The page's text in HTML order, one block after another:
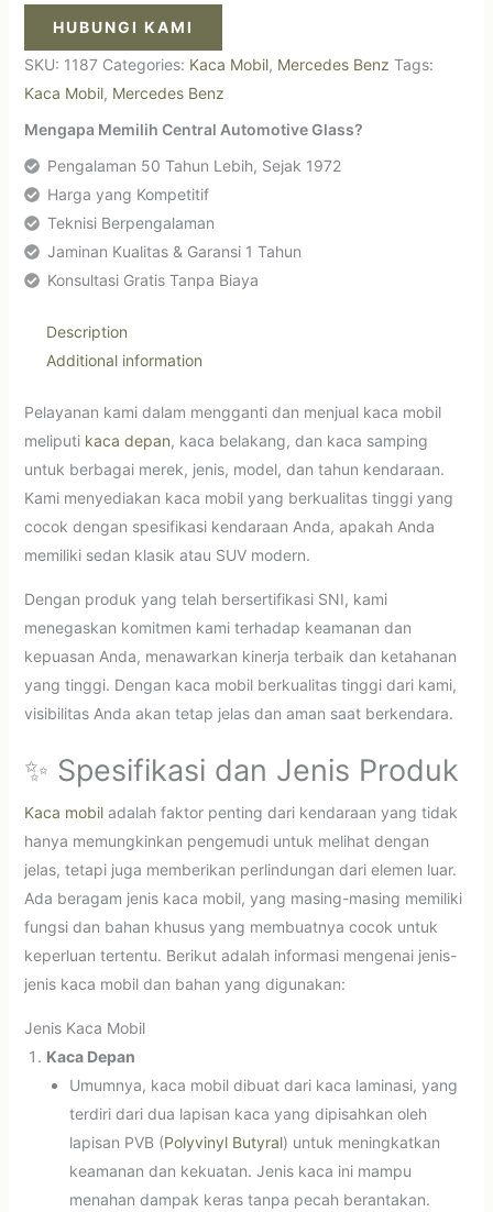
HUBUNGI KAMI
SKU: 1187 Categories: Kaca Mobil, Mercedes Benz Tags:
Kaca Mobil, Mercedes Benz
Mengapa Memilih Central Automotive Glass?
Pengalaman 50 Tahun Lebih, Sejak 1972
Harga yang Kompetitif
Teknisi Berpengalaman
Jaminan Kualitas & Garansi 1 Tahun
Konsultasi Gratis Tanpa Biaya
Description
Additional information
Pelayanan kami dalam mengganti dan menjual kaca mobil
meliputi kaca depan, kaca belakang, dan kaca samping
untuk berbagai merek, jenis, model, dan tahun kendaraan.
Kami menyediakan kaca mobil yang berkualitas tinggi yang
cocok dengan spesifikasi kendaraan Anda, apakah Anda
memiliki sedan klasik atau SUV modern.
Dengan produk yang telah bersertifikasi SNI, kami
menegaskan komitmen kami terhadap keamanan dan
kepuasan Anda, menawarkan kinerja terbaik dan ketahanan
yang tinggi. Dengan kaca mobil berkualitas tinggi dari kami,
visibilitas Anda akan tetap jelas dan aman saat berkendara.
✨ Spesifikasi dan Jenis Produk
Kaca mobiladalah faktor penting dari kendaraan yang tidak
hanya memungkinkan pengemudi untuk melihat dengan
jelas, tetapi juga memberikan perlindungan dari elemen luar.
Ada beragam jenis kaca mobil, yang masing-masing memiliki
fungsi dan bahan khusus yang membuatnya cocok untuk
keperluan tertentu. Berikut adalah informasi mengenai jenis-
jenis kaca mobil dan bahan yang digunakan:
Jenis Kaca Mobil
Kaca Depan
Umumnya, kaca mobil dibuat dari kaca laminasi, yang
terdiri dari dua lapisan kaca yang dipisahkan oleh
lapisan PVB (Polyvinyl Butyral) untuk meningkatkan
keamanan dan kekuatan. Jenis kaca ini mampu
menahan dampak keras tanpa pecah berantakan.